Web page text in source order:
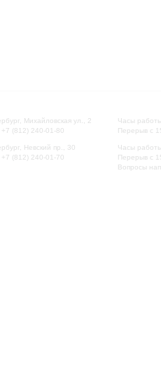
Михайловская ул., 2
(812) 240-01-80
Невский пр., 30
(812) 240-01-70
Часы
Перерыв с
Часы
Перерыв с
Вопросы